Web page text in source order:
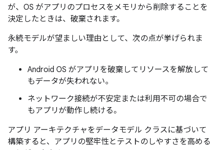
が、OS がアプリのプロセスをメモリから削除することを
決定したときは、破棄されます。
永続モデルが望ましい理由として、次の点が挙げられま
す。
Android OS がアプリを破棄してリソースを解放して
もデータが失われない。
ネットワーク接続が不安定または利用不可の場合で
もアプリが動作し続ける。
アプリ アーキテクチャをデータモデル クラスに基づいて
構築すると、アプリの堅牢性とテストのしやすさを高める